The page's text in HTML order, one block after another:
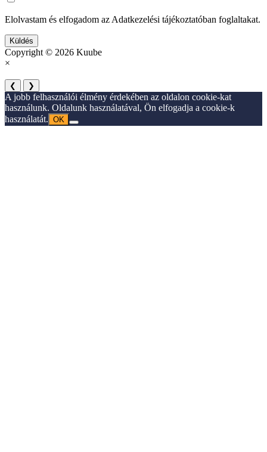
Elolvastam és elfogadom az Adatkezelési tájékoztatóban foglaltakat.
Küldés
Copyright © 2026 Kuube
×
❮ ❯
A jobb felhasználói élmény érdekében az oldalon cookie-kat
használunk. Oldalunk használatával, Ön elfogadja a cookie-k
használatát. OK